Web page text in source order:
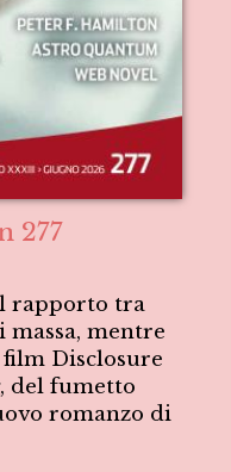
277
rapporto tra
massa, mentre
Disclosure
del fumetto
romanzo di